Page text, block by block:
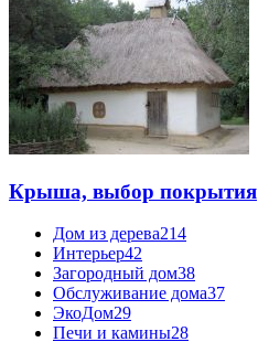
Крыша, выбор покрытия
Дом из дерева214
Интерьер42
Загородный дом38
Обслуживание дома37
ЭкоДом29
Печи и камины28